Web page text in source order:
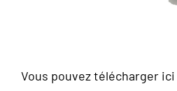
Vous pouvez télécharger